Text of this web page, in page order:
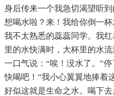
身后传来一个我急切渴望听
想喝水啦？来！我给你倒一
我不太熟悉的蕊蕊同学。我
里的水快满时，大杯里的水
一口气说：“唉！没水了。”
快喝吧！”我小心翼翼地捧着
好似这就是生命之水。喝下